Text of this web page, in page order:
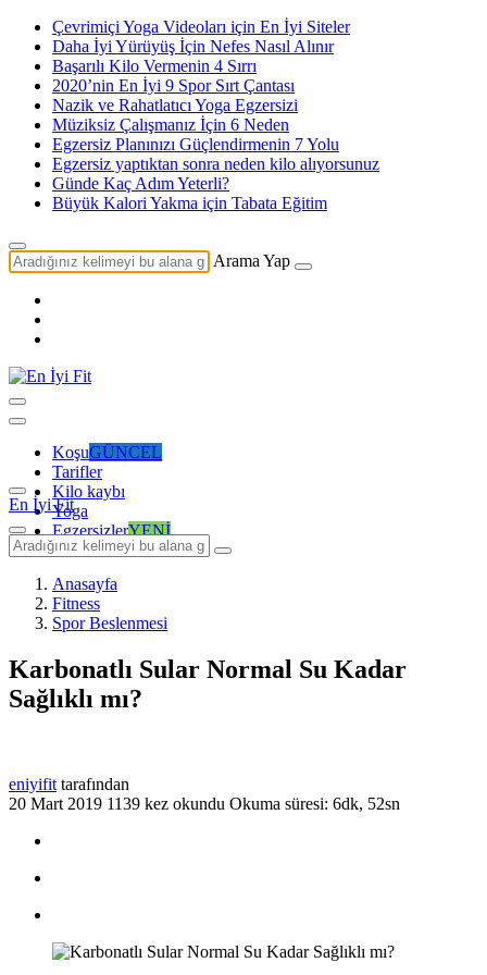
Çevrimiçi Yoga Videoları için En İyi Siteler
Daha İyi Yürüyüş İçin Nefes Nasıl Alınır
Başarılı Kilo Vermenin 4 Sırrı
2020’nin En İyi 9 Spor Sırt Çantası
Nazik ve Rahatlatıcı Yoga Egzersizi
Müziksiz Çalışmanız İçin 6 Neden
Egzersiz Planınızı Güçlendirmenin 7 Yolu
Egzersiz yaptıktan sonra neden kilo alıyorsunuz
Günde Kaç Adım Yeterli?
Büyük Kalori Yakma için Tabata Eğitim
Arama Yap
KoşuGÜNCEL
Tarifler
Kilo kaybı
Yoga
EgzersizlerYENİ
En İyi Fit
Anasayfa
Fitness
Spor Beslenmesi
Karbonatlı Sular Normal Su Kadar
Sağlıklı mı?
eniyifit tarafından
20 Mart 2019 1139 kez okundu Okuma süresi: 6dk, 52sn